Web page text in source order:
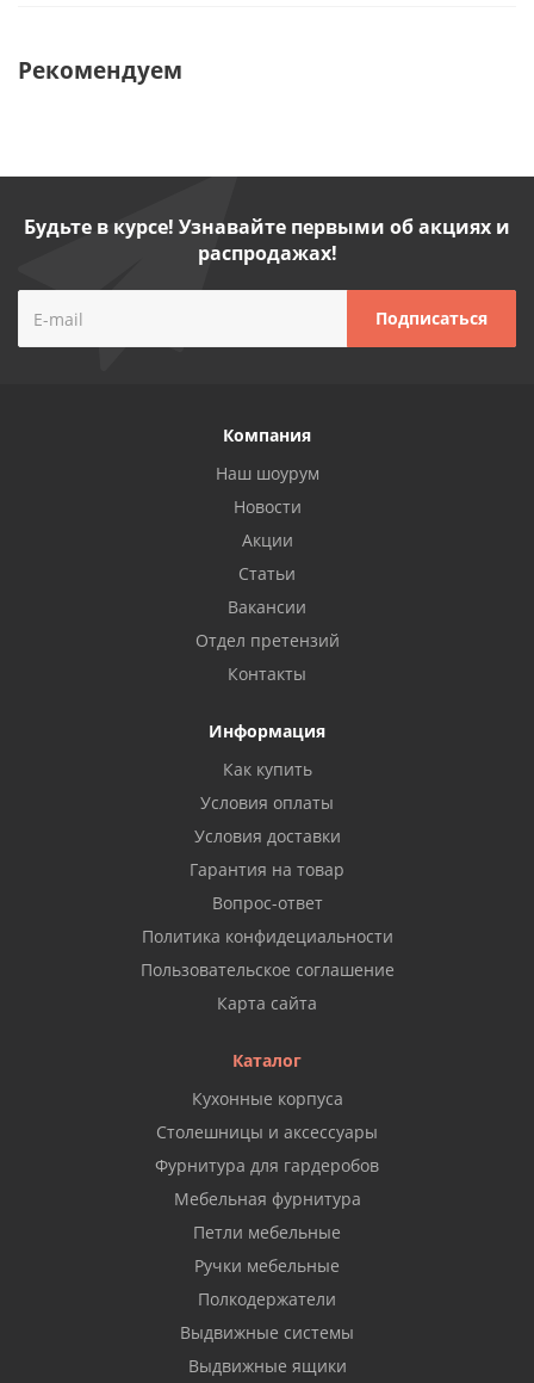
Рекомендуем
Будьте в курсе! Узнавайте первыми об акциях и
распродажах!
Компания
Наш шоурум
Новости
Акции
Статьи
Вакансии
Отдел претензий
Контакты
Информация
Как купить
Условия оплаты
Условия доставки
Гарантия на товар
Вопрос-ответ
Политика конфидециальности
Пользовательское соглашение
Карта сайта
Каталог
Кухонные корпуса
Столешницы и аксессуары
Фурнитура для гардеробов
Мебельная фурнитура
Петли мебельные
Ручки мебельные
Полкодержатели
Выдвижные системы
Выдвижные ящики